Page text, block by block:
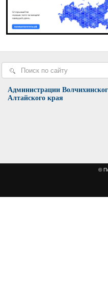
Администрации
Алтайского края
©